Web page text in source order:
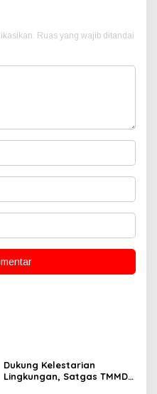
Ruas yang wajib ditandai
Dukung Kelestarian
Lingkungan, Satgas TMMD